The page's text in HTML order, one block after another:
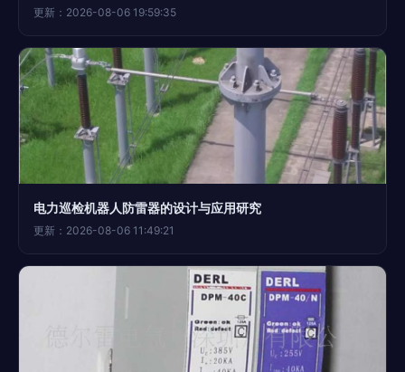
更新：2026-08-06 19:59:35
电力巡检机器人防雷器的设计与应用研究
更新：2026-08-06 11:49:21